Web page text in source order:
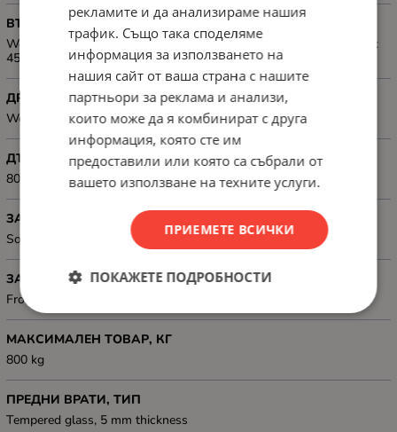
ВЪТРЕШНИ РАМЕРИ, ММ
Working depth: 720 mm; Internal width spacing between rack rails:
450 mm
ДРУГИ
Weatherproof rating: IP20
ДЪЛБОЧИНА, ММ
800 mm
ЗАДЕН ПАНЕЛ
Solid steel door with lock
ЗАКЛЮЧВАНЕ
Front lock, Rear lock, Side locks
МАКСИМАЛЕН ТОВАР, КГ
800 kg
ПРЕДНИ ВРАТИ, ТИП
Tempered glass, 5 mm thickness
рекламите и да анализираме нашия
трафик. Също така споделяме
информация за използването на
нашия сайт от ваша страна с нашите
партньори за реклама и анализи,
които може да я комбинират с друга
информация, която сте им
предоставили или която са събрали от
вашето използване на техните услуги.
ПРИЕМЕТЕ ВСИЧКИ
ПОКАЖЕТЕ ПОДРОБНОСТИ